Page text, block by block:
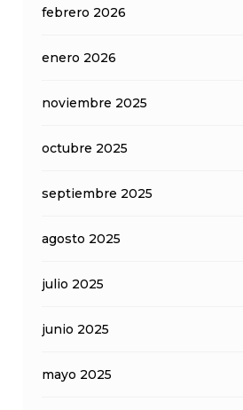
febrero 2026
enero 2026
noviembre 2025
octubre 2025
septiembre 2025
agosto 2025
julio 2025
junio 2025
mayo 2025